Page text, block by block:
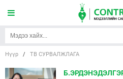
Нүүр / ТВ СУРВАЛЖЛАГА